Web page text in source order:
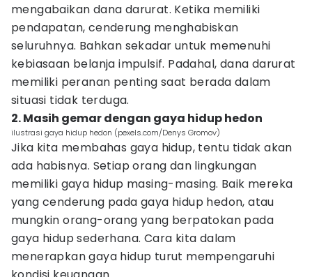
mengabaikan dana darurat. Ketika memiliki
pendapatan, cenderung menghabiskan
seluruhnya. Bahkan sekadar untuk memenuhi
kebiasaan belanja impulsif. Padahal, dana darurat
memiliki peranan penting saat berada dalam
situasi tidak terduga.
2. Masih gemar dengan gaya hidup hedon
ilustrasi gaya hidup hedon (pexels.com/Denys Gromov)
Jika kita membahas gaya hidup, tentu tidak akan
ada habisnya. Setiap orang dan lingkungan
memiliki gaya hidup masing-masing. Baik mereka
yang cenderung pada gaya hidup hedon, atau
mungkin orang-orang yang berpatokan pada
gaya hidup sederhana. Cara kita dalam
menerapkan gaya hidup turut mempengaruhi